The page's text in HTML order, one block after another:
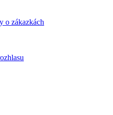
o zákazkách